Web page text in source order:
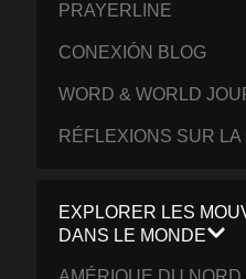
PRAYERLINE
CONEXIÓN BLOG
WORD & WORLD
RÉFLEXIONS SUR LA
EXPLORER LES
DANS LE MONDE